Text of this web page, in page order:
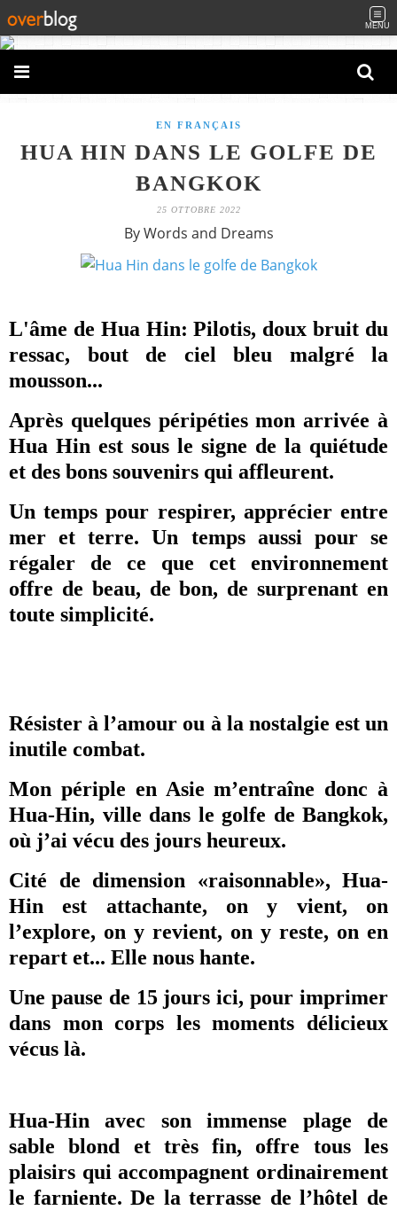
MENU
EN FRANÇAIS
HUA HIN DANS LE GOLFE DE
BANGKOK
25 OTTOBRE 2022
By Words and Dreams
L'âme de Hua Hin: Pilotis, doux bruit du
ressac, bout de ciel bleu malgré la
mousson...
Après quelques péripéties mon arrivée à
Hua Hin est sous le signe de la quiétude
et des bons souvenirs qui affleurent.
Un temps pour respirer, apprécier entre
mer et terre. Un temps aussi pour se
régaler de ce que cet environnement
offre de beau, de bon, de surprenant en
toute simplicité.
Résister à l’amour ou à la nostalgie est un
inutile combat.
Mon périple en Asie m’entraîne donc à
Hua-Hin, ville dans le golfe de Bangkok,
où j’ai vécu des jours heureux.
Cité de dimension «raisonnable», Hua-
Hin est attachante, on y vient, on
l’explore, on y revient, on y reste, on en
repart et... Elle nous hante.
Une pause de 15 jours ici, pour imprimer
dans mon corps les moments délicieux
vécus là.
Hua-Hin avec son immense plage de
sable blond et très fin, offre tous les
plaisirs qui accompagnent ordinairement
le farniente. De la terrasse de l’hôtel de